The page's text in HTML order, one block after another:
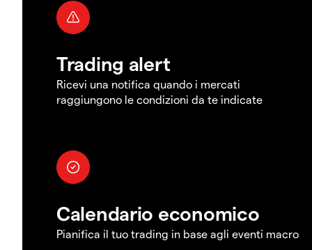
Trading alert
Ricevi una notifica quando i mercati
raggiungono le condizioni da te indicate
Calendario economico
Pianifica il tuo trading in base agli eventi macro